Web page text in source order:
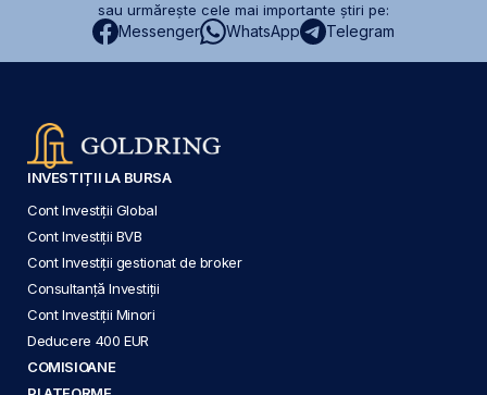
sau urmărește cele mai importante știri pe:
Messenger WhatsApp Telegram
INVESTIȚII LA BURSA
Cont Investiții Global
Cont Investiții BVB
Cont Investiții gestionat de broker
Consultanță Investiții
Cont Investiții Minori
Deducere 400 EUR
COMISIOANE